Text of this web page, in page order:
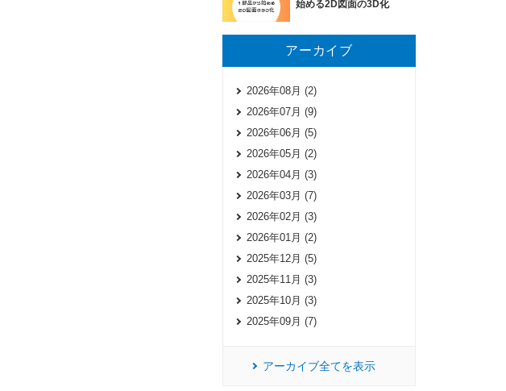
始める2D図面の3D化
アーカイブ
2026年08月 (2)
2026年07月 (9)
2026年06月 (5)
2026年05月 (2)
2026年04月 (3)
2026年03月 (7)
2026年02月 (3)
2026年01月 (2)
2025年12月 (5)
2025年11月 (3)
2025年10月 (3)
2025年09月 (7)
アーカイブ全てを表示